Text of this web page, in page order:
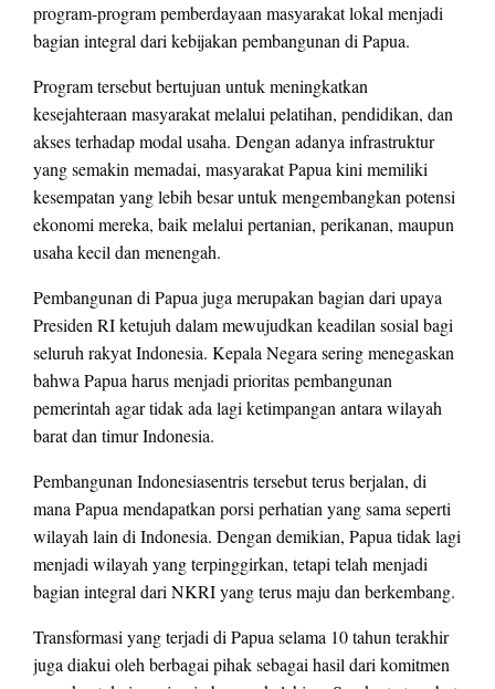
program-program pemberdayaan masyarakat lokal menjadi
bagian integral dari kebijakan pembangunan di Papua.
Program tersebut bertujuan untuk meningkatkan
kesejahteraan masyarakat melalui pelatihan, pendidikan, dan
akses terhadap modal usaha. Dengan adanya infrastruktur
yang semakin memadai, masyarakat Papua kini memiliki
kesempatan yang lebih besar untuk mengembangkan potensi
ekonomi mereka, baik melalui pertanian, perikanan, maupun
usaha kecil dan menengah.
Pembangunan di Papua juga merupakan bagian dari upaya
Presiden RI ketujuh dalam mewujudkan keadilan sosial bagi
seluruh rakyat Indonesia. Kepala Negara sering menegaskan
bahwa Papua harus menjadi prioritas pembangunan
pemerintah agar tidak ada lagi ketimpangan antara wilayah
barat dan timur Indonesia.
Pembangunan Indonesiasentris tersebut terus berjalan, di
mana Papua mendapatkan porsi perhatian yang sama seperti
wilayah lain di Indonesia. Dengan demikian, Papua tidak lagi
menjadi wilayah yang terpinggirkan, tetapi telah menjadi
bagian integral dari NKRI yang terus maju dan berkembang.
Transformasi yang terjadi di Papua selama 10 tahun terakhir
juga diakui oleh berbagai pihak sebagai hasil dari komitmen